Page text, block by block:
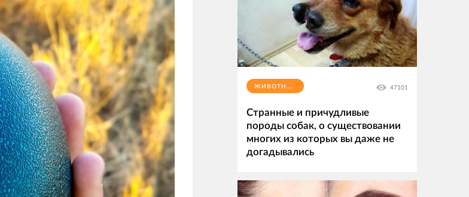
ЖИВОТНЫЕ 47101
Странные и причудливые
породы собак, о существовании
многих из которых вы даже не
догадывались